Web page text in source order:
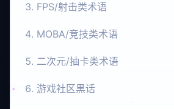
FPS/射击类术语
MOBA/竞技类术语
二次元/抽卡类术语
游戏社区黑话